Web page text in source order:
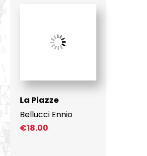
La Piazze
Bellucci Ennio
€18.00